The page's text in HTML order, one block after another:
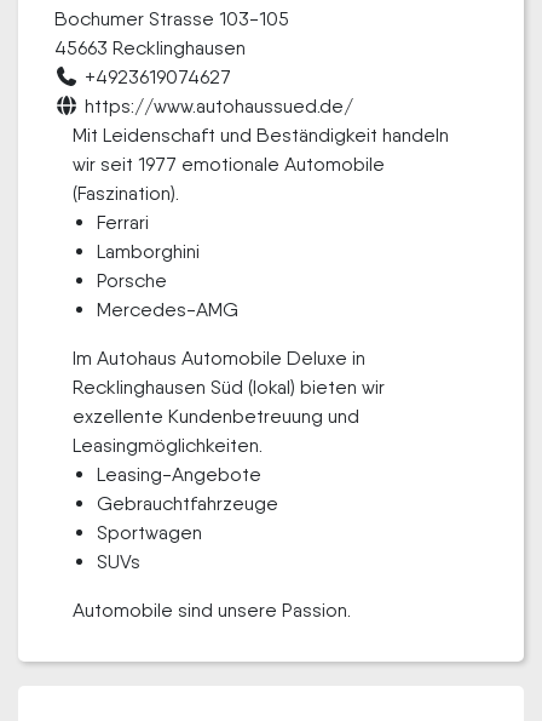
Bochumer Strasse 103-105
45663 Recklinghausen
+4923619074627
https://www.autohaussued.de/
Mit Leidenschaft und Beständigkeit handeln
wir seit 1977 emotionale Automobile
(Faszination).
Ferrari
Lamborghini
Porsche
Mercedes-AMG
Im Autohaus Automobile Deluxe in
Recklinghausen Süd (lokal) bieten wir
exzellente Kundenbetreuung und
Leasingmöglichkeiten.
Leasing-Angebote
Gebrauchtfahrzeuge
Sportwagen
SUVs
Automobile sind unsere Passion.